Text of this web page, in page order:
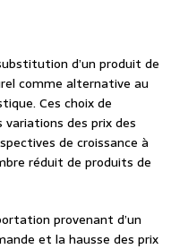
d’un produit de
comme alternative au
Ces choix de
des prix des
de croissance à
réduit de produits de
provenant d’un
et la hausse des prix